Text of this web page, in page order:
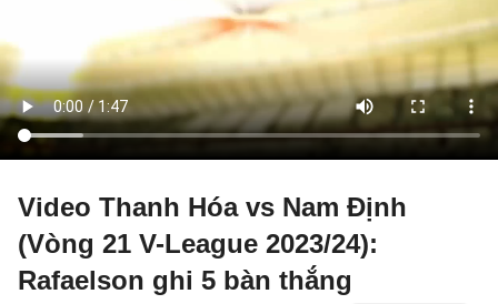
Video Thanh Hóa vs Nam Định
(Vòng 21 V-League 2023/24):
Rafaelson ghi 5 bàn thắng